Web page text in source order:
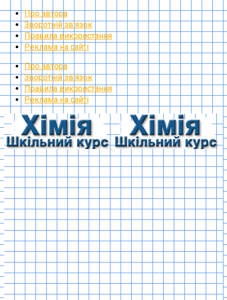
Про автора
Зворотній зв’язок
Правила використання
Реклама на сайті
Про автора
Зворотній зв’язок
Правила використання
Реклама на сайті